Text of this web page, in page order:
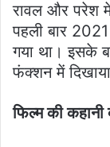
रावल और परेश
पहली बार
गया था। इसके
फंक्शन में
फिल्म की कहानी